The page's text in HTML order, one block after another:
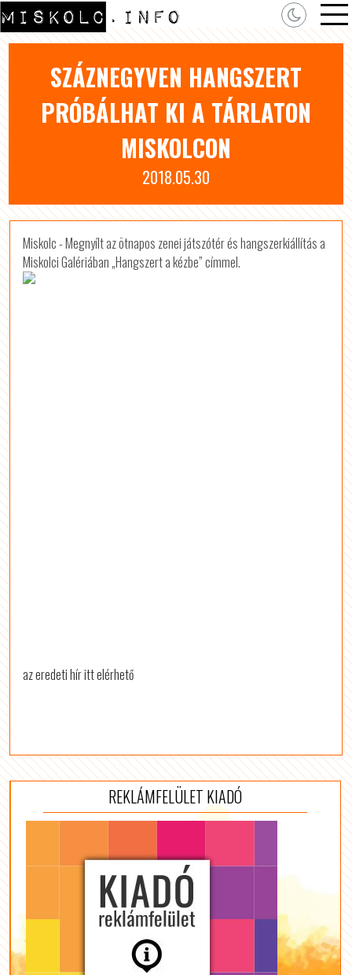
SZÁZNEGYVEN HANGSZERT
PRÓBÁLHAT KI A TÁRLATON
MISKOLCON
2018.05.30
Miskolc - Megnyílt az ötnapos zenei játszótér és hangszerkiállítás a
Miskolci Galériában „Hangszert a kézbe” címmel.
az eredeti hír itt elérhető
REKLÁMFELÜLET KIADÓ